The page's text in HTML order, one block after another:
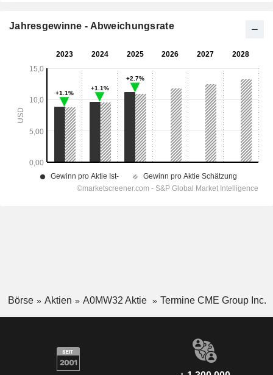
Jahresgewinne - Abweichungsrate
Börse Aktien A0MW32 Aktie Termine CME Group Inc.